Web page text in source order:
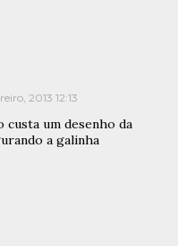
2013 12:13
custa um desenho da
a galinha